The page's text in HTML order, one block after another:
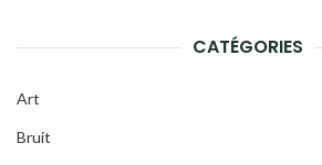
CATÉGORIES
Art
Bruit